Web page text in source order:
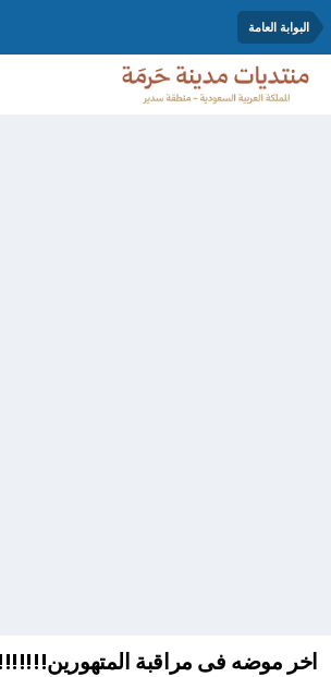
البوابة العامة
اخر موضه فى مراقبة المتهورين!!!!!!!